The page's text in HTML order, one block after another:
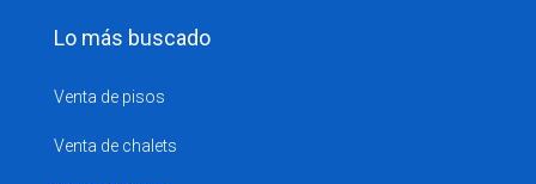
Lo más buscado
Venta de pisos
Venta de chalets